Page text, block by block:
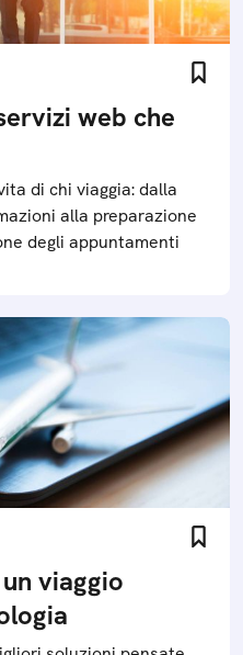
web che
di chi viaggia: dalla
alla preparazione
degli appuntamenti
viaggio